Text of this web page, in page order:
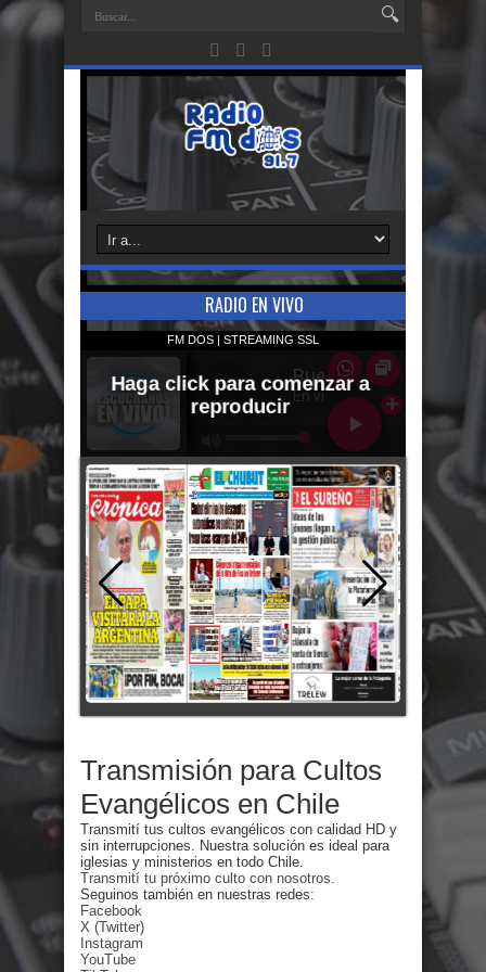
RADIO EN VIVO
Transmisión para Cultos
Evangélicos en Chile
Transmití tus cultos evangélicos con calidad HD y
sin interrupciones. Nuestra solución es ideal para
iglesias y ministerios en todo Chile.
Transmití tu próximo culto con nosotros.
Seguinos también en nuestras redes:
Facebook
X (Twitter)
Instagram
YouTube